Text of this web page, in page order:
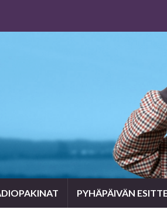
PYHÄPÄIVÄN